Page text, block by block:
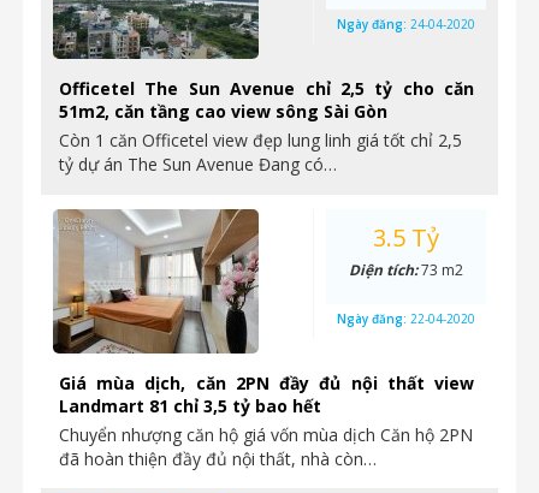
Officetel The Sun Avenue chỉ 2,5 tỷ cho căn
51m2, căn tầng cao view sông Sài Gòn
Còn 1 căn Officetel view đẹp lung linh giá tốt chỉ 2,5
tỷ dự án The Sun Avenue Đang có…
Ngày đăng: 24-04-2020
Giá mùa dịch, căn 2PN đầy đủ nội thất view
Landmart 81 chỉ 3,5 tỷ bao hết
Chuyển nhượng căn hộ giá vốn mùa dịch Căn hộ 2PN
đã hoàn thiện đầy đủ nội thất, nhà còn…
3.5 Tỷ
Diện tích:73 m2
Ngày đăng: 22-04-2020